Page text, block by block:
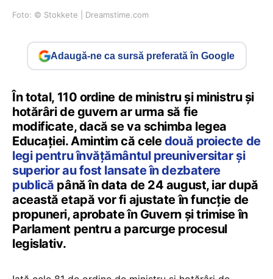
Foto: © Stokkete | Dreamstime.com
Adaugă-ne ca sursă preferată în Google
În total, 110 ordine de ministru și ministru și
hotărâri de guvern ar urma să fie
modificate, dacă se va schimba legea
Educației. Amintim că celedouă proiecte de
legi pentru învățământul preuniversitar și
superior au fost lansate în dezbatere
publică până în data de 24 august, iar după
această etapă vor fi ajustate în funcție de
propuneri, aprobate în Guvern și trimise în
Parlament pentru a parcurge procesul
legislativ.